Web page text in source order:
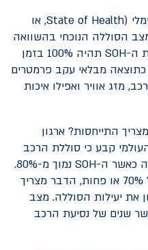
(
State of Health, או
הסוללה הנוכחי בהשוואה
ה-SOH
תהיה 100% בזמן
כתוצאה מבלאי עקב פרמטרים
מזג אוויר ואפילו איכות
התייחסות? ארגון
קבע כי סוללת הרכב
כאשר ה-SOH
נמוך מ-80%.
של 70% או פחות, הדבר מצריך
את יעילות הסוללה. מצב
שנים של נסיעת הרכב